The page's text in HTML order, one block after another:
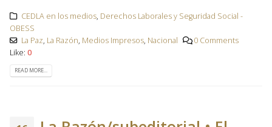
CEDLA en los medios, Derechos Laborales y Seguridad Social -
OBESS
La Paz, La Razón, Medios Impresos, Nacional
0 Comments
Like: 0
READ MORE...